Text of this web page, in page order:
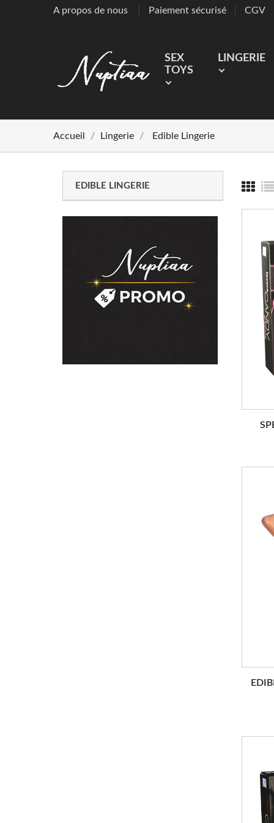
A propos de nous Paiement sécurisé CGV
SEX
TOYS
LINGERIE
Accueil Lingerie Edible Lingerie
EDIBLE LINGERIE